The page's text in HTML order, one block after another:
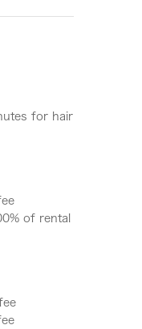
for hair
of rental